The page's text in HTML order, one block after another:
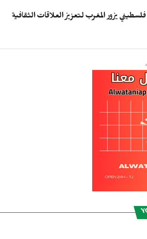
يزور المغرب لتعزيز العلاقات الثقافية